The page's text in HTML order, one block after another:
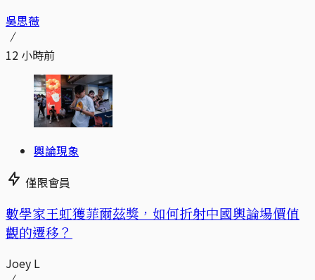
吳思薇
12 小時前
輿論現象
僅限會員
數學家王虹獲菲爾茲獎，如何折射中國輿論場價值
觀的遷移？
Joey L